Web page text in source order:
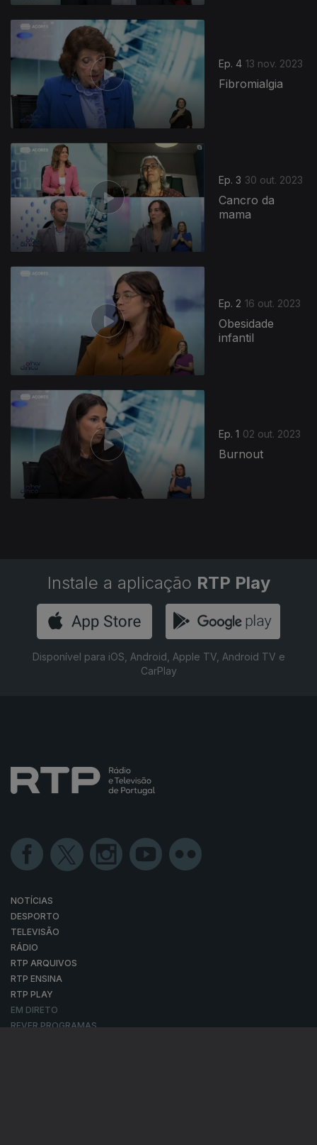
Ep. 4 13 nov. 2023
Fibromialgia
Ep. 3 30 out. 2023
Cancro da
mama
Ep. 2 16 out. 2023
Obesidade
infantil
Ep. 1 02 out. 2023
Burnout
719072
Instale a aplicação RTP Play
Disponível para iOS, Android, Apple TV, Android TV e
CarPlay
NOTÍCIAS
DESPORTO
TELEVISÃO
RÁDIO
RTP ARQUIVOS
RTP ENSINA
RTP PLAY
EM DIRETO
REVER PROGRAMAS